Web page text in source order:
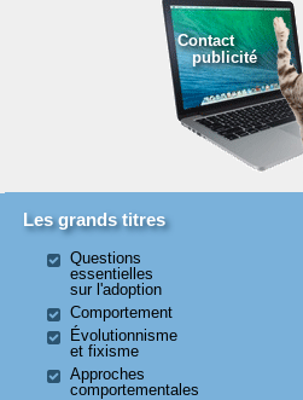
Contact
publicité
Les grands titres
Questions
essentielles
sur l'adoption
Comportement
Évolutionnisme
et fixisme
Approches
comportementales